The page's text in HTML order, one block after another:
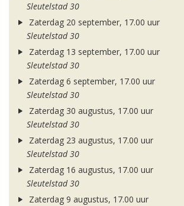
Sleutelstad 30
Zaterdag 20 september, 17.00 uur
Sleutelstad 30
Zaterdag 13 september, 17.00 uur
Sleutelstad 30
Zaterdag 6 september, 17.00 uur
Sleutelstad 30
Zaterdag 30 augustus, 17.00 uur
Sleutelstad 30
Zaterdag 23 augustus, 17.00 uur
Sleutelstad 30
Zaterdag 16 augustus, 17.00 uur
Sleutelstad 30
Zaterdag 9 augustus, 17.00 uur